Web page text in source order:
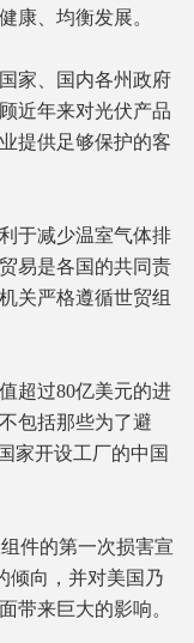
康、均衡发展。
家、国内各州政府
近年来对光伏产品
提供足够保护的客
于减少温室气体排
易是各国的共同责
关严格遵循世贸组
超过80亿美元的进
包括那些为了避
家开设工厂的中国
件的第一次损害宣
倾向，并对美国乃
带来巨大的影响。